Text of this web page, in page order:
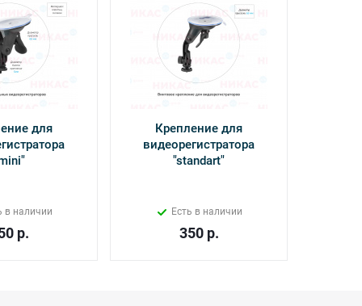
для
в наличии
р.
Крепление для
видеорегистратора
"standart"
Есть в наличии
350р.